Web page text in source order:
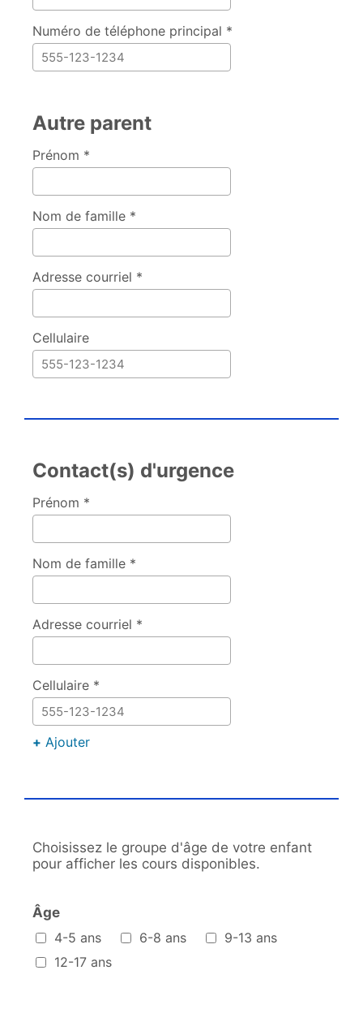
Numéro de téléphone principal *
Autre parent
Prénom *
Nom de famille *
Adresse courriel *
Cellulaire
Contact(s) d'urgence
Prénom *
Nom de famille *
Adresse courriel *
Cellulaire *
+ Ajouter
Choisissez le groupe d'âge de votre enfant
pour afficher les cours disponibles.
Âge
Âge
4-5 ans 6-8 ans
9-13 ans
12-17 ans